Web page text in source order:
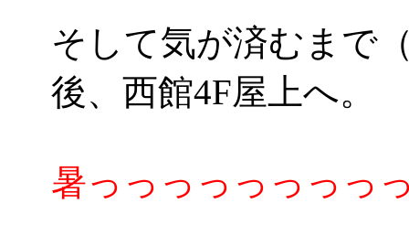
そして気が済むまで
後、西館4F屋上へ。
暑っっっっっっっっ